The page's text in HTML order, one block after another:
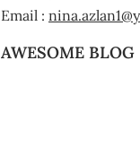
Email :
AWESOME BLOG